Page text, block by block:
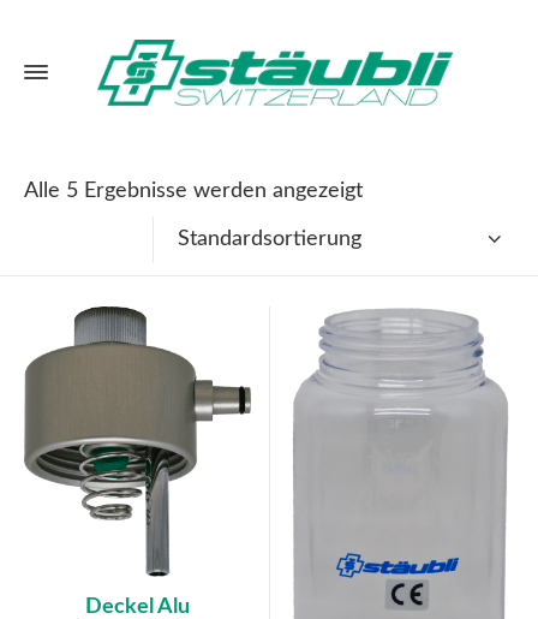
Alle 5 Ergebnisse werden angezeigt
Standardsortierung
Deckel Alu